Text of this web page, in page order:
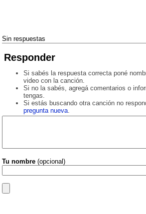
Sin respuestas
Responder
Si sabés la respuesta correcta poné
video con la canción.
Si no la sabés, agregá comentarios o
tengas.
Si estás buscando otra canción no
pregunta nueva.
Tu nombre (opcional)